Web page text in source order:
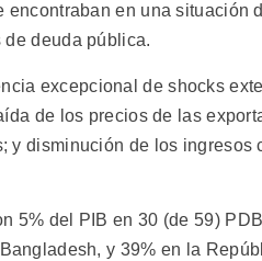
en una situación
deuda pública.
excepcional de shocks
de los precios de las
y disminución de los ingresos
5% del PIB en 30 (de 59)
y 39% en la